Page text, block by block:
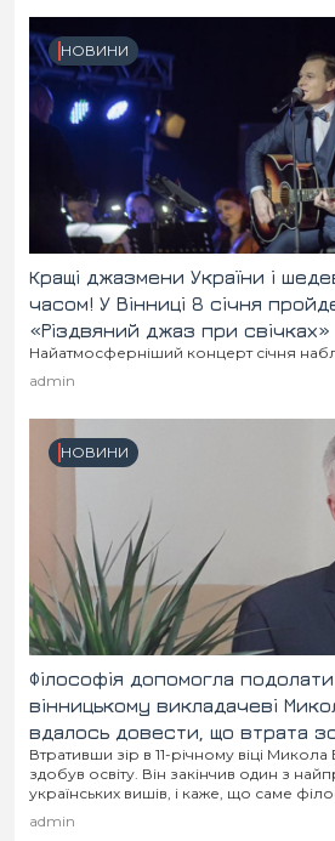
НОВИНИ
Кращі джазмени України і
часом! У Вінниці 8 січня
«Різдвяний джаз при свічках»
Найатмосферніший концерт січня
admin
НОВИНИ
Філософія допомогла
вінницькому викладачеві
вдалось довести, що втрата
Втративши зір в 11-річному віці
здобув освіту. Він закінчив один з
українських вишів, і каже, що саме
здолати всі комплекси.
admin